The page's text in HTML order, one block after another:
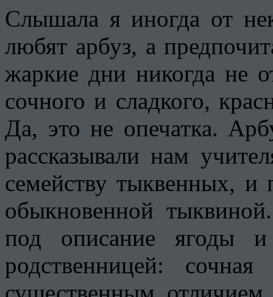
Слышала я иногда от
любят арбуз, а
жаркие дни никогда не
сочного и сладкого,
Да, это не опечатка.
рассказывали нам
семейству тыквенных, и
обыкновенной
под описание ягоды и
родственницей: